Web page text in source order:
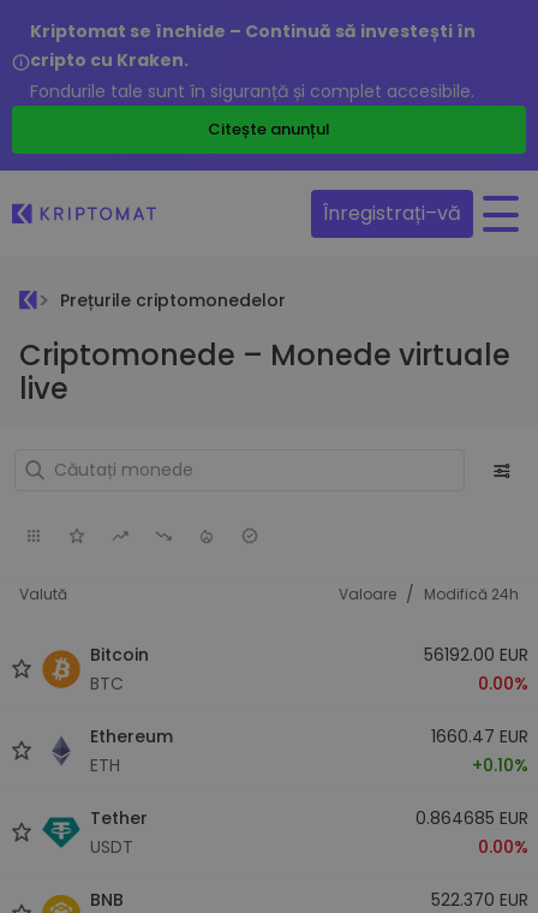
Kriptomat se închide – Continuă să investești în
cripto cu Kraken.
Fondurile tale sunt în siguranță și complet accesibile.
Citește anunțul
Înregistrați–vă
Prețurile criptomonedelor
Criptomonede – Monede virtuale
live
Valută Valoare / Modifică 24h
Bitcoin
BTC
56192.00 EUR
0.00%
Ethereum
ETH
1660.47 EUR
+0.10%
Tether
USDT
0.864685 EUR
0.00%
BNB
522.370 EUR